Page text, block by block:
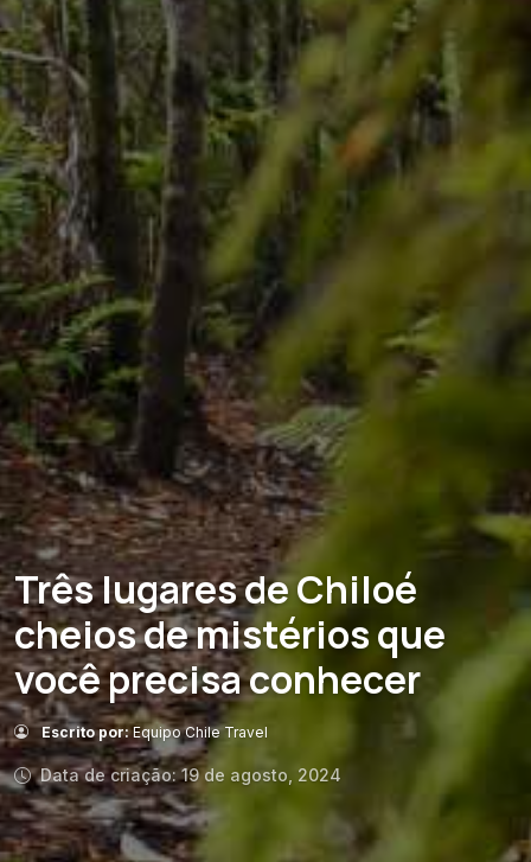
Três lugares de Chiloé
cheios de mistérios que
você precisa conhecer
Escrito por: Equipo Chile Travel
Data de criação: 19 de agosto, 2024